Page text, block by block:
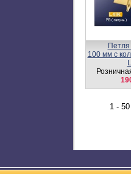
100 мм с
1 - 50